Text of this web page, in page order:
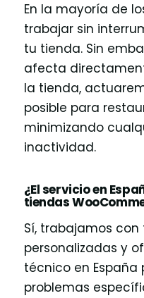
En la mayoría de
trabajar sin
tu tienda. Sin
afecta
la tienda,
posible para
minimizando
inactividad.
¿El servicio en
tiendas
Sí, trabajamos
personalizadas y
técnico en España
problemas